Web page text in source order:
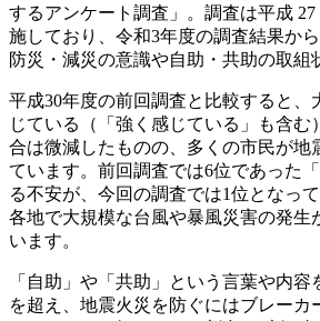
するアンケート調査」。調査は平成
施しており、令和3年度の調査結果か
防災・減災の意識や自助・共助の取組
平成30年度の前回調査と比較すると、
じている（「強く感じている」も含む
合は微減したものの、多くの市民が地
ています。前回調査では6位であった
る不安が、今回の調査では1位となっ
各地で大規模な台風や暴風災害の発生
います。
「自助」や「共助」という言葉や内容
を超え、地震火災を防ぐにはブレーカ